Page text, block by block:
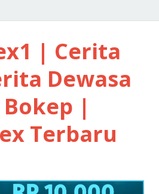
| Cerita
Dewasa
|
Terbaru